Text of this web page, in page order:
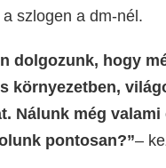
szlogen a dm-nél.
dolgozunk, hogy
környezetben,
Nálunk még valami
pontosan?”–